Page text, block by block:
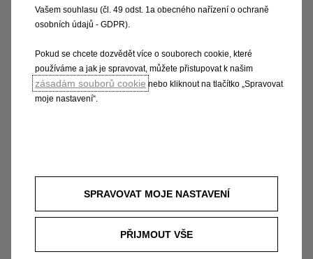
Vašem souhlasu (čl. 49 odst. 1a obecného nařízení o ochraně
osobních údajů - GDPR).
Pokud se chcete dozvědět více o souborech cookie, které
používáme a jak je spravovat, můžete přistupovat k našim
zásadám souborů cookie nebo kliknout na tlačítko „Spravovat
moje nastavení“.
SPRAVOVAT MOJE NASTAVENÍ
PŘIJMOUT VŠE